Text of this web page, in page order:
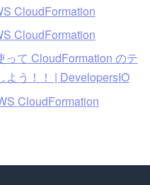
CloudFormation
CloudFormation
って CloudFormation のテ
よう！！ | DevelopersIO
CloudFormation